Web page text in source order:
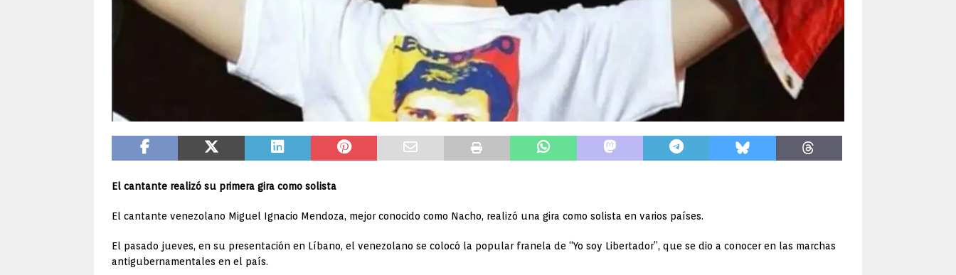
El cantante realizó su primera gira como solista
El cantante venezolano Miguel Ignacio Mendoza, mejor conocido como Nacho, realizó una gira como solista en varios países.
El pasado jueves, en su presentación en Líbano, el venezolano se colocó la popular franela de “Yo soy Libertador”, que se dio a conocer en las marchas
antigubernamentales en el país.